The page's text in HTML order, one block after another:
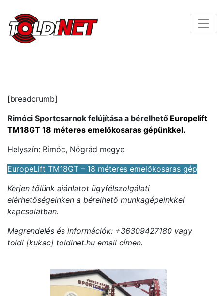
[breadcrumb]
Rimóci Sportcsarnok felújítása a bérelhető Europelift
TM18GT 18 méteres emelőkosaras gépünkkel.
Helyszín: Rimóc, Nógrád megye
EuropeLift TM18GT – 18 méteres emelőkosaras gép
Kérjen tőlünk ajánlatot ügyfélszolgálati
elérhetőségeinken a bérelhető munkagépeinkkel
kapcsolatban.
Megrendelés és információk: +36309427180 vagy
toldi [kukac] toldinet.hu email címen.